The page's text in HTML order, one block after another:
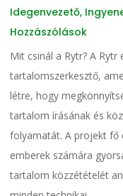
Idegenvezető,
Hozzászólások
Mit csinál a Rytr? A Rytr
tartalomszerkesztő,
létre, hogy
tartalom írásának és
folyamatát. A projekt fő
emberek számára
tartalom közzétételét